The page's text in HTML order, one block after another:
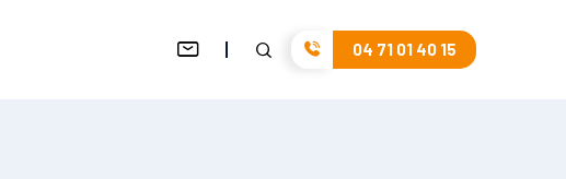
04 71 01 40 15